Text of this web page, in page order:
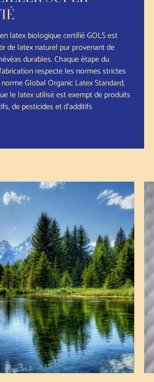
latex biologique certifié GOLS est
de latex naturel pur provenant de
durables. Chaque étape du
respecte les normes strictes
Global Organic Latex Standard,
le latex utilisé est exempt de produits
de pesticides et d'additifs